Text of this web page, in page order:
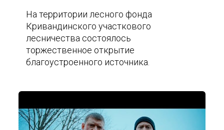
На территории лесного фонда
Кривандинского участкового
лесничества состоялось
торжественное открытие
благоустроенного источника.